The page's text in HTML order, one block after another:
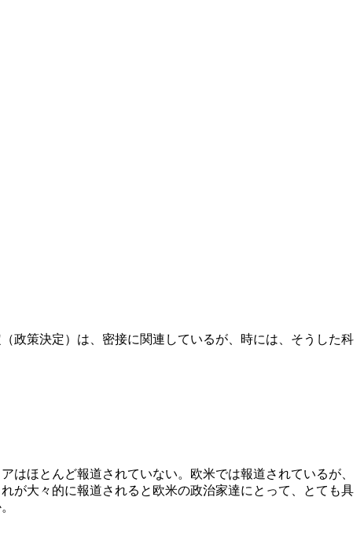
政策決定）は、密接に関連しているが、時には、そうした科
ほとんど報道されていない。欧米では報道されているが、
が大々的に報道されると欧米の政治家達にとって、とても具